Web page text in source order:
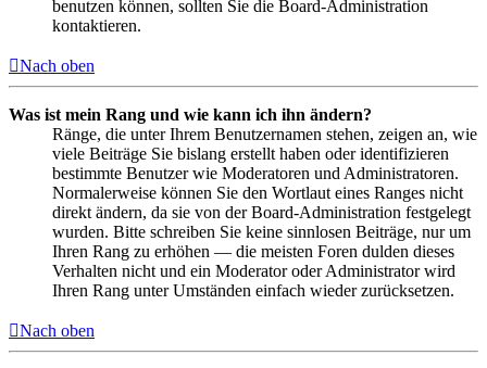
benutzen können, sollten Sie die Board-Administration
kontaktieren.
Nach oben
Was ist mein Rang und wie kann ich ihn ändern?
Ränge, die unter Ihrem Benutzernamen stehen, zeigen an, wie
viele Beiträge Sie bislang erstellt haben oder identifizieren
bestimmte Benutzer wie Moderatoren und Administratoren.
Normalerweise können Sie den Wortlaut eines Ranges nicht
direkt ändern, da sie von der Board-Administration festgelegt
wurden. Bitte schreiben Sie keine sinnlosen Beiträge, nur um
Ihren Rang zu erhöhen — die meisten Foren dulden dieses
Verhalten nicht und ein Moderator oder Administrator wird
Ihren Rang unter Umständen einfach wieder zurücksetzen.
Nach oben